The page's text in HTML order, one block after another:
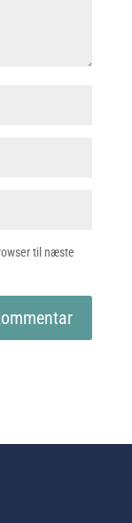
til næste